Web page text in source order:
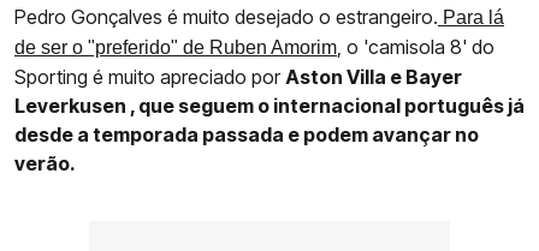
Pedro Gonçalves é muito desejado o estrangeiro. Para lá
de ser o "preferido" de Ruben Amorim, o 'camisola 8' do
Sporting é muito apreciado porAston Villa e Bayer
Leverkusen , que seguem o internacional português já
desde a temporada passada e podem avançar no
verão.